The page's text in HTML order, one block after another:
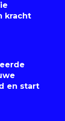
kracht
en start